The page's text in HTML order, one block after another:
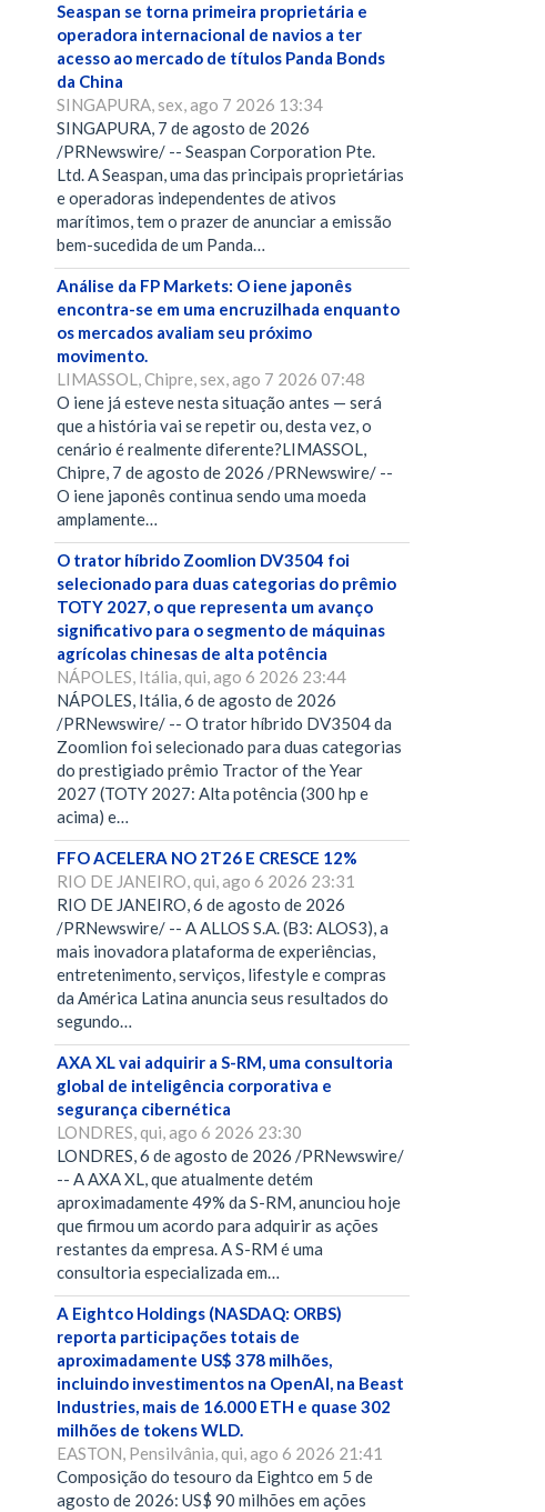
Seaspan se torna primeira proprietária e
operadora internacional de navios a ter
acesso ao mercado de títulos Panda Bonds
da China
SINGAPURA, sex, ago 7 2026 13:34
SINGAPURA, 7 de agosto de 2026
/PRNewswire/ -- Seaspan Corporation Pte.
Ltd. A Seaspan, uma das principais proprietárias
e operadoras independentes de ativos
marítimos, tem o prazer de anunciar a emissão
bem-sucedida de um Panda…
Análise da FP Markets: O iene japonês
encontra-se em uma encruzilhada enquanto
os mercados avaliam seu próximo
movimento.
LIMASSOL, Chipre, sex, ago 7 2026 07:48
O iene já esteve nesta situação antes — será
que a história vai se repetir ou, desta vez, o
cenário é realmente diferente?LIMASSOL,
Chipre, 7 de agosto de 2026 /PRNewswire/ --
O iene japonês continua sendo uma moeda
amplamente…
O trator híbrido Zoomlion DV3504 foi
selecionado para duas categorias do prêmio
TOTY 2027, o que representa um avanço
significativo para o segmento de máquinas
agrícolas chinesas de alta potência
NÁPOLES, Itália, qui, ago 6 2026 23:44
NÁPOLES, Itália, 6 de agosto de 2026
/PRNewswire/ -- O trator híbrido DV3504 da
Zoomlion foi selecionado para duas categorias
do prestigiado prêmio Tractor of the Year
2027 (TOTY 2027: Alta potência (300 hp e
acima) e…
FFO ACELERA NO 2T26 E CRESCE 12%
RIO DE JANEIRO, qui, ago 6 2026 23:31
RIO DE JANEIRO, 6 de agosto de 2026
/PRNewswire/ -- A ALLOS S.A. (B3: ALOS3), a
mais inovadora plataforma de experiências,
entretenimento, serviços, lifestyle e compras
da América Latina anuncia seus resultados do
segundo…
AXA XL vai adquirir a S-RM, uma consultoria
global de inteligência corporativa e
segurança cibernética
LONDRES, qui, ago 6 2026 23:30
LONDRES, 6 de agosto de 2026 /PRNewswire/
-- A AXA XL, que atualmente detém
aproximadamente 49% da S-RM, anunciou hoje
que firmou um acordo para adquirir as ações
restantes da empresa. A S-RM é uma
consultoria especializada em…
A Eightco Holdings (NASDAQ: ORBS)
reporta participações totais de
aproximadamente US$ 378 milhões,
incluindo investimentos na OpenAI, na Beast
Industries, mais de 16.000 ETH e quase 302
milhões de tokens WLD.
EASTON, Pensilvânia, qui, ago 6 2026 21:41
Composição do tesouro da Eightco em 5 de
agosto de 2026: US$ 90 milhões em ações